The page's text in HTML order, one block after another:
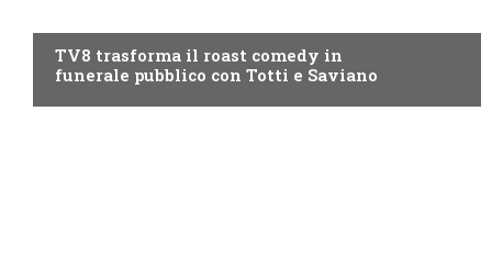
TV8 trasforma il roast comedy in
funerale pubblico con Totti e Saviano